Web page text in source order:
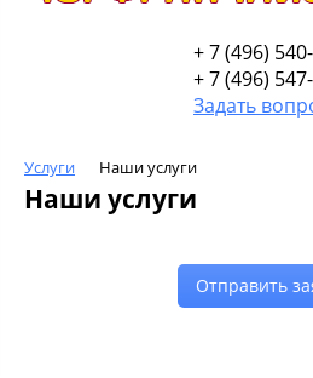
+ 7 (496)
+ 7 (496)
Задать
Услуги Наши услуги
Наши услуги
Отправить